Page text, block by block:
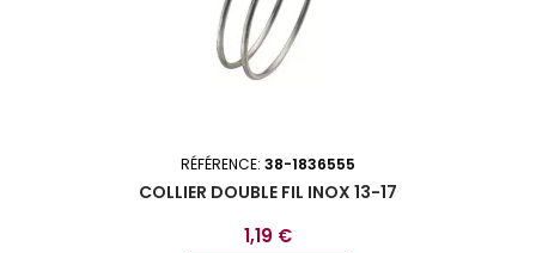
RÉFÉRENCE: 38-1836555
COLLIER DOUBLE FIL INOX 13-17
Prix
1,19 €